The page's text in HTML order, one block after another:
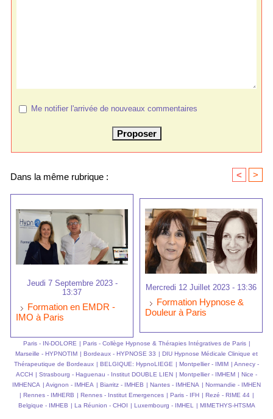
Me notifier l'arrivée de nouveaux commentaires
Dans la même rubrique : < >
Jeudi 7 Septembre 2023 -
13:37
Formation en EMDR -
IMO à Paris
Mercredi 12 Juillet 2023 - 13:36
Formation Hypnose &
Douleur à Paris
Paris - IN-DOLORE Paris - Collège Hypnose & Thérapies Intégratives de Paris
Marseille - HYPNOTIM
Bordeaux - HYPNOSE 33
DIU Hypnose Médicale Clinique et
Thérapeutique de Bordeaux
BELGIQUE: HypnoLIEGE Montpellier - IMIM
Annecy -
ACCH
Strasbourg - Haguenau - Institut DOUBLE LIEN Montpellier - IMHEM
Nice -
IMHENCA
Avignon - IMHEA Biarritz - IMHEB Nantes - IMHENA
Normandie - IMHEN
Rennes - IMHERB Rennes - Institut Emergences Paris - IFH Rezé - RIME 44
Belgique - IMHEB
La Réunion - CHOI Luxembourg - IMHEL MIMETHYS-HTSMA